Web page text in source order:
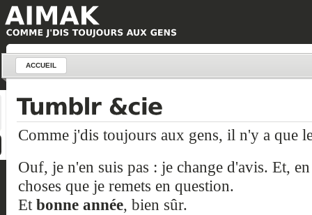
ACCUEIL
Comme j'dis toujours aux gens, il n'y a que
Ouf, je n'en suis pas : je change d'avis. Et,
choses que je remets en question.
Etbonne année, bien sûr.